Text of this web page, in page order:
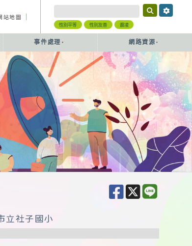
站地圖
性別平等 性別友善 霸凌
事件處理 網路資源
立社子國小